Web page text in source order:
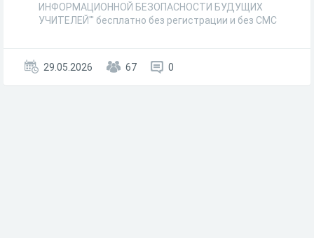
ИНФОРМАЦИОННОЙ БЕЗОПАСНОСТИ БУДУЩИХ
УЧИТЕЛЕЙ"' бесплатно без регистрации и без СМС
29.05.2026 67 0